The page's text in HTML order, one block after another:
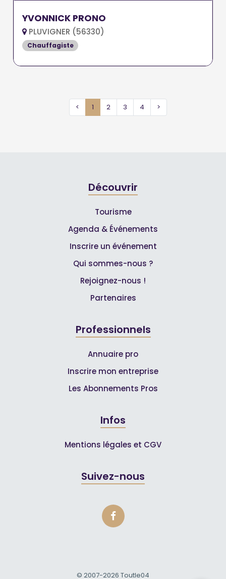
YVONNICK PRONO
PLUVIGNER (56330)
Chauffagiste
< 1 2 3 4 >
Découvrir
Tourisme
Agenda & Événements
Inscrire un événement
Qui sommes-nous ?
Rejoignez-nous !
Partenaires
Professionnels
Annuaire pro
Inscrire mon entreprise
Les Abonnements Pros
Infos
Mentions légales et CGV
Suivez-nous
© 2007-2026 Toutle04